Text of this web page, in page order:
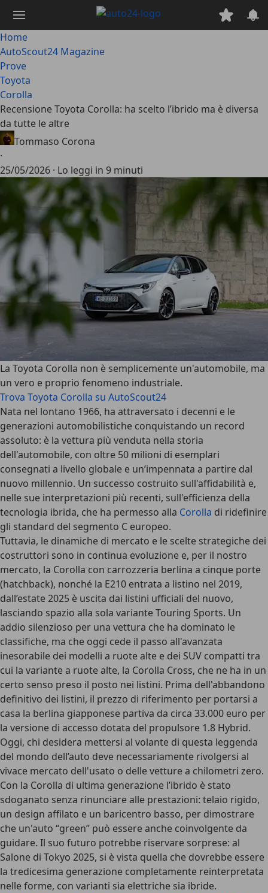
contenuto
principale
Home
AutoScout24 Magazine
Prove
Toyota
Corolla
Recensione Toyota Corolla: ha scelto l’ibrido ma è diversa
da tutte le altre
Tommaso Corona
·
25/05/2026 · Lo leggi in 9 minuti
La Toyota Corolla non è semplicemente un'automobile, ma
un vero e proprio fenomeno industriale.
Trova Toyota Corolla su AutoScout24
Nata nel lontano 1966, ha attraversato i decenni e le
generazioni automobilistiche conquistando un record
assoluto: è la vettura più venduta nella storia
dell'automobile, con oltre 50 milioni di esemplari
consegnati a livello globale e un’impennata a partire dal
nuovo millennio. Un successo costruito sull'affidabilità e,
nelle sue interpretazioni più recenti, sull'efficienza della
tecnologia ibrida, che ha permesso alla Corolla di ridefinire
gli standard del segmento C europeo.
Tuttavia, le dinamiche di mercato e le scelte strategiche dei
costruttori sono in continua evoluzione e, per il nostro
mercato, la Corolla con carrozzeria berlina a cinque porte
(hatchback), nonché la E210 entrata a listino nel 2019,
dall’estate 2025 è uscita dai listini ufficiali del nuovo,
lasciando spazio alla sola variante Touring Sports. Un
addio silenzioso per una vettura che ha dominato le
classifiche, ma che oggi cede il passo all'avanzata
inesorabile dei modelli a ruote alte e dei SUV compatti tra
cui la variante a ruote alte, la Corolla Cross, che ne ha in un
certo senso preso il posto nei listini. Prima dell'abbandono
definitivo dei listini, il prezzo di riferimento per portarsi a
casa la berlina giapponese partiva da circa 33.000 euro per
la versione di accesso dotata del propulsore 1.8 Hybrid.
Oggi, chi desidera mettersi al volante di questa leggenda
del mondo dell’auto deve necessariamente rivolgersi al
vivace mercato dell'usato o delle vetture a chilometri zero.
Con la Corolla di ultima generazione l’ibrido è stato
sdoganato senza rinunciare alle prestazioni: telaio rigido,
un design affilato e un baricentro basso, per dimostrare
che un'auto “green” può essere anche coinvolgente da
guidare. Il suo futuro potrebbe riservare sorprese: al
Salone di Tokyo 2025, si è vista quella che dovrebbe essere
la tredicesima generazione completamente reinterpretata
nelle forme, con varianti sia elettriche sia ibride.